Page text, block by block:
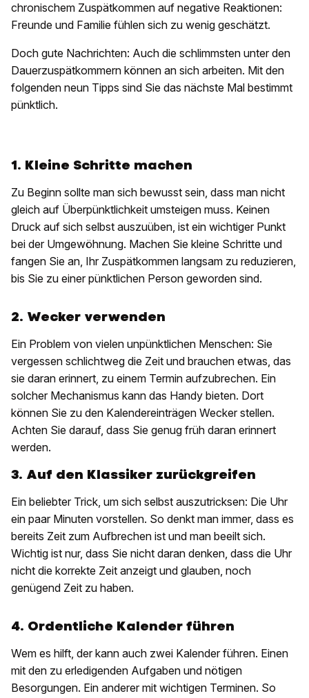
chronischem Zuspätkommen auf negative Reaktionen:
Freunde und Familie fühlen sich zu wenig geschätzt.
Doch gute Nachrichten: Auch die schlimmsten unter den
Dauerzuspätkommern können an sich arbeiten. Mit den
folgenden neun Tipps sind Sie das nächste Mal bestimmt
pünktlich.
1. Kleine Schritte machen
Zu Beginn sollte man sich bewusst sein, dass man nicht
gleich auf Überpünktlichkeit umsteigen muss. Keinen
Druck auf sich selbst auszuüben, ist ein wichtiger Punkt
bei der Umgewöhnung. Machen Sie kleine Schritte und
fangen Sie an, Ihr Zuspätkommen langsam zu reduzieren,
bis Sie zu einer pünktlichen Person geworden sind.
2. Wecker verwenden
Ein Problem von vielen unpünktlichen Menschen: Sie
vergessen schlichtweg die Zeit und brauchen etwas, das
sie daran erinnert, zu einem Termin aufzubrechen. Ein
solcher Mechanismus kann das Handy bieten. Dort
können Sie zu den Kalendereinträgen Wecker stellen.
Achten Sie darauf, dass Sie genug früh daran erinnert
werden.
3. Auf den Klassiker zurückgreifen
Ein beliebter Trick, um sich selbst auszutricksen: Die Uhr
ein paar Minuten vorstellen. So denkt man immer, dass es
bereits Zeit zum Aufbrechen ist und man beeilt sich.
Wichtig ist nur, dass Sie nicht daran denken, dass die Uhr
nicht die korrekte Zeit anzeigt und glauben, noch
genügend Zeit zu haben.
4. Ordentliche Kalender führen
Wem es hilft, der kann auch zwei Kalender führen. Einen
mit den zu erledigenden Aufgaben und nötigen
Besorgungen. Ein anderer mit wichtigen Terminen. So